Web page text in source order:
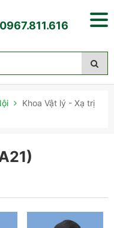
0967.811.616
Khoa Vật lý - Xạ trị